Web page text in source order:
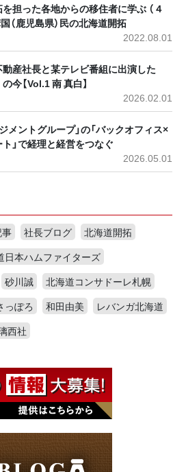
担った各地からの移住者に学ぶ （４
（鹿児島県）民の北海道開拓
2022.08.01
産社長と某テレビ番組に出演した
今【Vol.1 南 真白】
2026.02.01
メントグループ」の「バックオフィス×
」で経理と経営をつなぐ
2026.05.01
社長ブログ
北海道開拓
日本ハムファイターズ
砂川誠
北海道コンサドーレ札幌
っぽろ 和田由美
レバンガ北海道
西社